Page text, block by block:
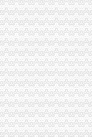
注册信息_信用信息_诉
空港新城_凤凰资讯
业执照发出-中国
具采购招标公告_中技
道-城市发展|荣耀
新城召开|西咸新区|
办注册公司价格】-重庆
优化营商环境
项目[陕西省]-十环招标网